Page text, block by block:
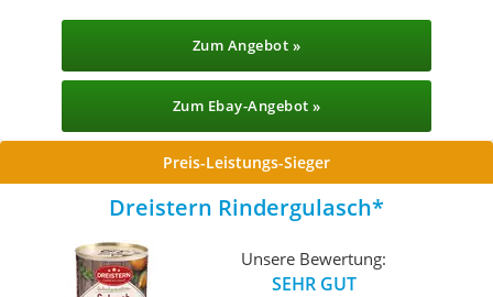
Zum Angebot »
Zum Ebay-Angebot »
Preis-Leistungs-Sieger
Dreistern Rindergulasch
Unsere Bewertung:
SEHR GUT